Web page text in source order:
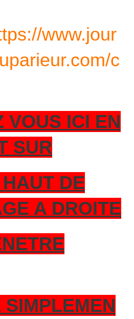
www.jour
c
VOUS ICI EN
SUR
DE
A DROITE
SIMPLEMEN